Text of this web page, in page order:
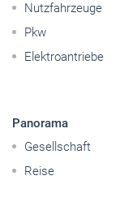
Nutzfahrzeuge
Pkw
Elektroantriebe
Panorama
Gesellschaft
Reise